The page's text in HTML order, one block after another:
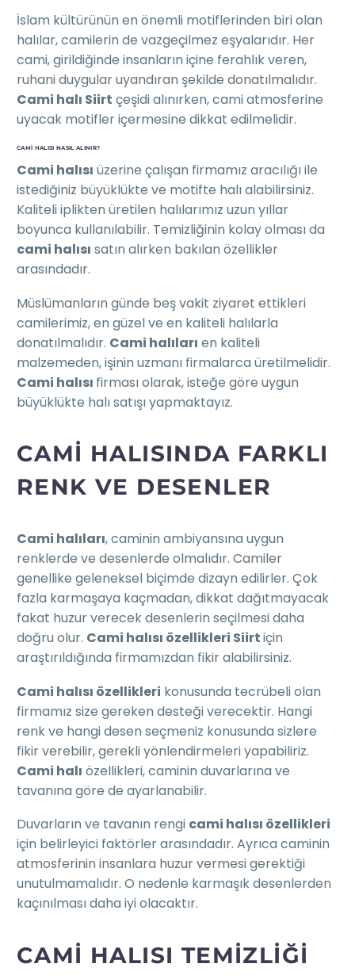
İslam kültürünün en önemli motiflerinden biri olan
halılar, camilerin de vazgeçilmez eşyalarıdır. Her
cami, girildiğinde insanların içine ferahlık veren,
ruhani duygular uyandıran şekilde donatılmalıdır.
Cami halı Siirt çeşidi alınırken, cami atmosferine
uyacak motifler içermesine dikkat edilmelidir.
CAMI HALISI NASIL ALINIR?
Cami halısı üzerine çalışan firmamız aracılığı ile
istediğiniz büyüklükte ve motifte halı alabilirsiniz.
Kaliteli iplikten üretilen halılarımız uzun yıllar
boyunca kullanılabilir. Temizliğinin kolay olması da
cami halısı satın alırken bakılan özellikler
arasındadır.
Müslümanların günde beş vakit ziyaret ettikleri
camilerimiz, en güzel ve en kaliteli halılarla
donatılmalıdır. Cami halıları en kaliteli
malzemeden, işinin uzmanı firmalarca üretilmelidir.
Cami halısı firması olarak, isteğe göre uygun
büyüklükte halı satışı yapmaktayız.
CAMI HALISINDA FARKLI
RENK VE DESENLER
Cami halıları, caminin ambiyansına uygun
renklerde ve desenlerde olmalıdır. Camiler
genellike geleneksel biçimde dizayn edilirler. Çok
fazla karmaşaya kaçmadan, dikkat dağıtmayacak
fakat huzur verecek desenlerin seçilmesi daha
doğru olur. Cami halısı özellikleri Siirtiçin
araştırıldığında firmamızdan fikir alabilirsiniz.
Cami halısı özellikleri konusunda tecrübeli olan
firmamız size gereken desteği verecektir. Hangi
renk ve hangi desen seçmeniz konusunda sizlere
fikir verebilir, gerekli yönlendirmeleri yapabiliriz.
Cami halı özellikleri, caminin duvarlarına ve
tavanına göre de ayarlanabilir.
Duvarların ve tavanın rengi cami halısı özellikleri
için belirleyici faktörler arasındadır. Ayrıca caminin
atmosferinin insanlara huzur vermesi gerektiği
unutulmamalıdır. O nedenle karmaşık desenlerden
kaçınılması daha iyi olacaktır.
CAMI HALISI TEMIZLIĞI